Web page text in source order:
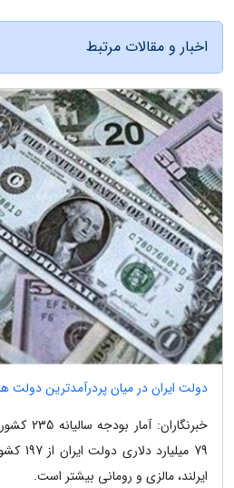
اخبار و مقالات مرتبط
دولت ایران در میان پردرآمدترین دولت
79
ایرلند، مالزی و رومانی بیشتر است.